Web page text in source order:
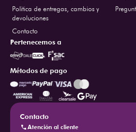
Politica de entregas, cambios y
devoluciones
Contacto
Pertenecemos a
Métodos de pago
Contacto
Atención al cliente